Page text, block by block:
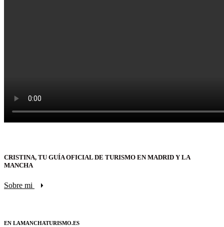
CRISTINA, TU GUÍA OFICIAL DE TURISMO EN MADRID Y LA
MANCHA
Sobre mi
EN LAMANCHATURISMO.ES